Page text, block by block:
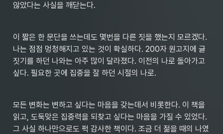
않았다는 사실을 깨닫는다.
이 짧은 한 문단을 쓰는데도 몇번을 다른 짓을 했는지 모르겠다.
나는 점점 멍청해지고 있는 것이 확실하다. 200자 원고지에 글
짓기를 하던 나와는 아주 많이 달라졌다. 이전의 나로 돌아가고
싶다. 필요한 곳에 집중을 잘 하던 시절의 나로.
모든 변화는 변하고 싶다는 마음을 갖는데서 비롯한다. 이 책을
읽고, 도둑맞은 집중력을 되찾고 싶다는 마음을 가질 수 있었다.
그 사실 하나만으로도 퍽 감사한 책이다. 조금 더 젊을 때의 나였